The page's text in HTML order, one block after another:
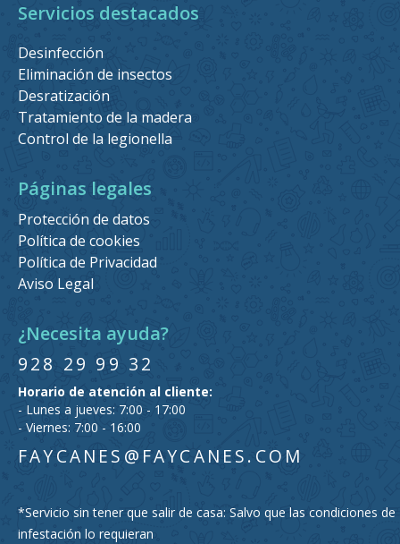
Servicios destacados
Desinfección
Eliminación de insectos
Desratización
Tratamiento de la madera
Control de la legionella
Páginas legales
Protección de datos
Política de cookies
Política de Privacidad
Aviso Legal
¿Necesita ayuda?
928 29 99 32
Horario de atención al cliente:
- Lunes a jueves: 7:00 - 17:00
- Viernes: 7:00 - 16:00
FAYCANES@FAYCANES.COM
*Servicio sin tener que salir de casa: Salvo que las condiciones de
infestación lo requieran